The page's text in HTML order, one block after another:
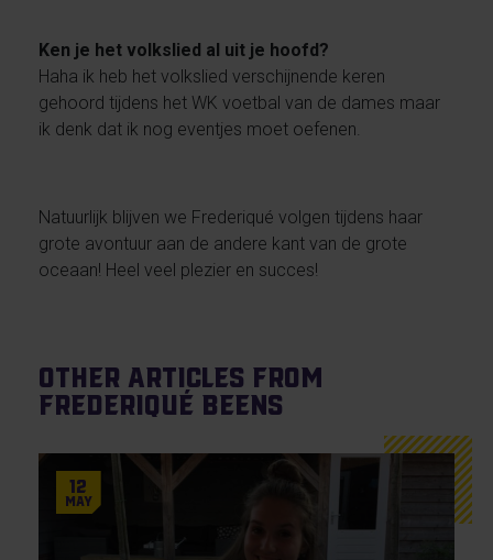
Ken je het volkslied al uit je hoofd?
Haha ik heb het volkslied verschijnende keren
gehoord tijdens het WK voetbal van de dames maar
ik denk dat ik nog eventjes moet oefenen.
Natuurlijk blijven we Frederiqué volgen tijdens haar
grote avontuur aan de andere kant van de grote
oceaan! Heel veel plezier en succes!
Other articles from
Frederiqué Beens
12
May